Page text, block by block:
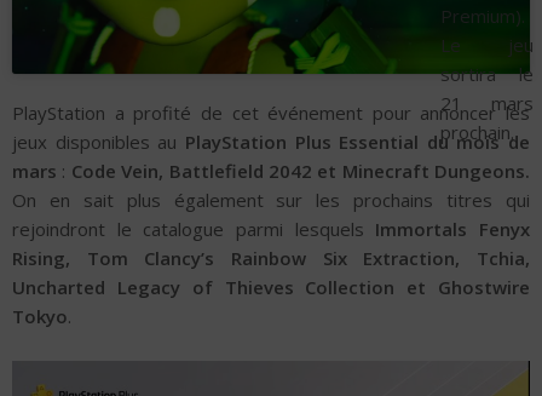
Premium).
Le jeu
sortira le
21 mars
prochain.
PlayStation a profité de cet événement pour annoncer les
jeux disponibles au PlayStation Plus Essential du mois de
mars : Code Vein, Battlefield 2042 et Minecraft Dungeons.
On en sait plus également sur les prochains titres qui
rejoindront le catalogue parmi lesquels Immortals Fenyx
Rising, Tom Clancy’s Rainbow Six Extraction, Tchia,
Uncharted Legacy of Thieves Collection et Ghostwire
Tokyo.